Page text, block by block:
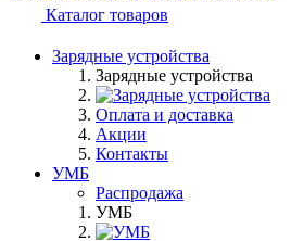
Каталог товаров
Зарядные устройства
Зарядные устройства
Оплата и доставка
Акции
Контакты
УМБ
Распродажа
УМБ